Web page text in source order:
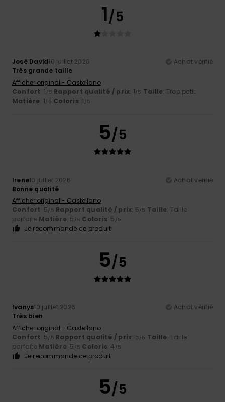
1/5
José David10 juillet 2026
Achat vérifié
Très grande taille
Afficher original - Castellano
Confort: 1/5 Rapport qualité / prix: 1/5 Taille: Trop petit
Matière: 1/5 Coloris: 1 /5
5/5
Irene10 juillet 2026
Achat vérifié
Bonne qualité
Afficher original - Castellano
Confort: 5/5 Rapport qualité / prix: 5/5 Taille: Taille
parfaite Matière: 5 /5 Coloris: 5 /5
Je recommande ce produit
5/5
Ivanys10 juillet 2026
Achat vérifié
Très bien
Afficher original - Castellano
Confort: 5/5 Rapport qualité / prix: 5/5 Taille: Taille
parfaite Matière: 5 /5 Coloris: 4 /5
Je recommande ce produit
5/5